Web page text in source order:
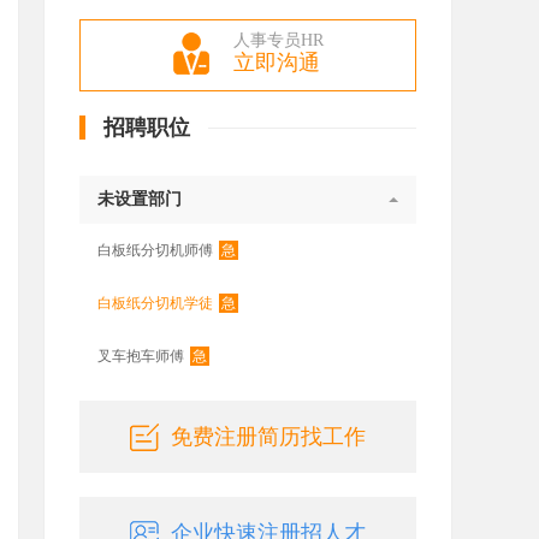
人事专员HR
立即沟通
招聘职位
未设置部门
白板纸分切机师傅 急
白板纸分切机学徒 急
叉车抱车师傅 急
免费注册简历找工作
企业快速注册招人才